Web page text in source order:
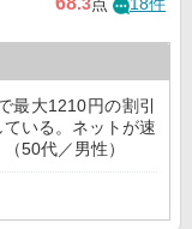
.3点 18件
最大1210円の割引
いる。ネットが速
50代／男性）